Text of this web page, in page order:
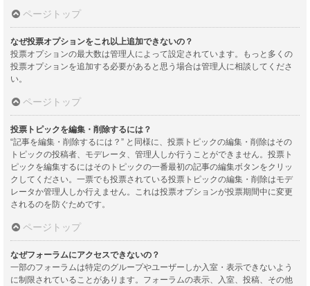
ページトップ
なぜ投票オプションをこれ以上追加できないの？
投票オプションの最大数は管理人によって設定されています。もっと多くの
投票オプションを追加する必要があると思う場合は管理人に相談してくださ
い。
ページトップ
投票トピックを編集・削除するには？
“記事を編集・削除するには？” と同様に、投票トピックの編集・削除はその
トピックの投稿者、モデレータ、管理人しか行うことができません。投票ト
ピックを編集するにはそのトピックの一番最初の記事の編集ボタンをクリッ
クしてください。一票でも投票されている投票トピックの編集・削除はモデ
レータか管理人しか行えません。これは投票オプションが投票期間中に変更
されるのを防ぐためです。
ページトップ
なぜフォーラムにアクセスできないの？
一部のフォーラムは特定のグループやユーザーしか入室・表示できないよう
に制限されていることがあります。フォーラムの表示、入室、投稿、その他